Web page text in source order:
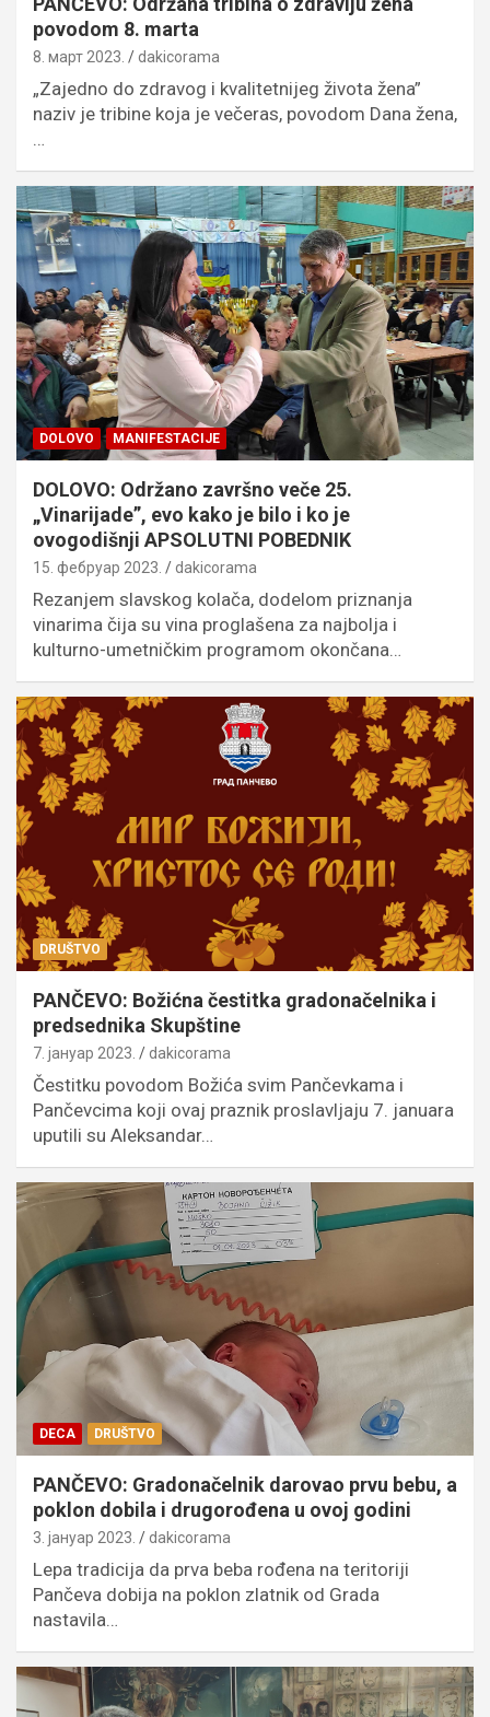
povodom 8. marta
8. март 2023. dakicorama
„Zajedno do zdravog i kvalitetnijeg života žena”
naziv je tribine koja je večeras, povodom Dana žena,
…
DOLOVO MANIFESTACIJE
DOLOVO: Održano završno veče 25.
„Vinarijade”, evo kako je bilo i ko je
ovogodišnji APSOLUTNI POBEDNIK
15. фебруар 2023. dakicorama
Rezanjem slavskog kolača, dodelom priznanja
vinarima čija su vina proglašena za najbolja i
kulturno-umetničkim programom okončana…
DRUŠTVO
PANČEVO: Božićna čestitka gradonačelnika i
predsednika Skupštine
7. јануар 2023. dakicorama
Čestitku povodom Božića svim Pančevkama i
Pančevcima koji ovaj praznik proslavljaju 7. januara
uputili su Aleksandar…
DECA DRUŠTVO
PANČEVO: Gradonačelnik darovao prvu bebu, a
poklon dobila i drugorođena u ovoj godini
3. јануар 2023. dakicorama
Lepa tradicija da prva beba rođena na teritoriji
Pančeva dobija na poklon zlatnik od Grada
nastavila…